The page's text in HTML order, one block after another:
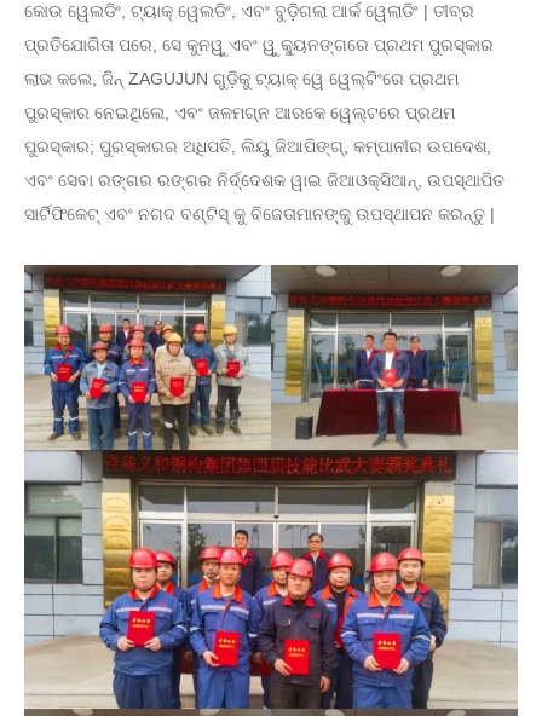
କୋଉ ୱେଲଡିଂ, ଟ୍ୟାକ୍ ୱେଲଡିଂ, ଏବଂ ବୁଡ଼ିଗଲା ଆର୍କ ୱେଲାଡିଂ | ତୀବ୍ର
ପ୍ରତିଯୋଗିତା ପରେ, ସେ କୁନୱୁ ଏବଂ ୱୁ କ୍ୟୁନଙ୍ଗରେ ପ୍ରଥମ ପୁରସ୍କାର
ଲାଭ କଲେ, ଜିନ୍ ZAGUJUN ଗୁଡ଼ିକୁ ଟ୍ୟାକ୍ ୱେ ୱେଲ୍ଟିଂରେ ପ୍ରଥମ
ପୁରସ୍କାର ନେଇଥିଲେ, ଏବଂ ଜଳମଗ୍ନ ଆରକେ ୱେଲ୍ଟରେ ପ୍ରଥମ
ପୁରସ୍କାର; ପୁରସ୍କାରର ଅଧିପତି, ଲିୟୁ ଜିଆପିଙ୍ଗ୍, କମ୍ପାନୀର ଉପଦେଶ,
ଏବଂ ସେବା ରଙ୍ଗର ରଙ୍ଗର ନିର୍ଦ୍ଦେଶକ ୱାଇ ଜିଆଓକ୍ସିଆନ୍, ଉପସ୍ଥାପିତ
ସାର୍ଟିଫିକେଟ୍ ଏବଂ ନଗଦ ବଣ୍ଟିସ୍ କୁ ବିଜେତାମାନଙ୍କୁ ଉପସ୍ଥାପନ କରନ୍ତୁ |